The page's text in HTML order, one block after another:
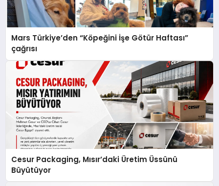
Mars Türkiye’den “Köpeğini İşe Götür Haftası”
çağrısı
Cesur Packaging, Mısır’daki Üretim Üssünü
Büyütüyor